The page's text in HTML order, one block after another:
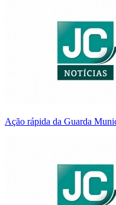
Ação rápida da Guarda